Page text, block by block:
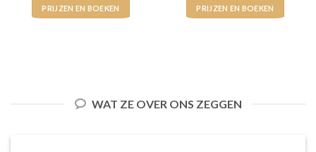
PRIJZEN EN BOEKEN PRIJZEN EN BOEKEN
WAT ZE OVER ONS ZEGGEN